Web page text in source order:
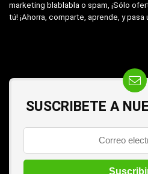
marketing blablabla o spam, ¡Sólo
tú! ¡Ahorra, comparte, aprende, y
SUSCRIBETE A